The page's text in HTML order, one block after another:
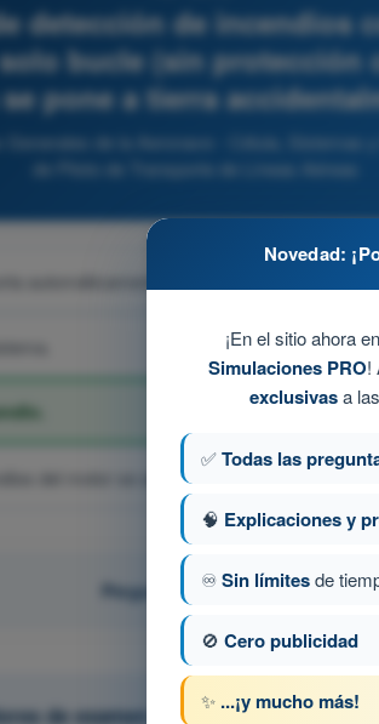
detección de incendios
bucle (sin protección
pone a tierra
Generales de la Aeronave - Célula, Sistemas
de Piloto de Transporte de Líneas Aéreas
automáticamente.
del motor se activa automáticamente.
Pregunta 111 de 643
de examen ATPL - Licencia de
Novedad:
¡En el sitio ahora
Simulaciones PRO!
exclusivasa
✅Todas las
🧠 Explicaciones y
♾️Sin límitesde
🚫 Cero publicidad
✨ ...¡y mucho más!